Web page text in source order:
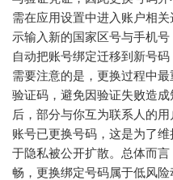
需在应用设置中进入账户相
示输入新的国家区号与手机
自动把账号绑定迁移到新号
需要注意的是，更换过程中
验证码，避免因验证失败造
后，部分与你互为联系人的
账号已更换号码，这是为了
于隐私被公开扩散。总体而
畅，更换绑定号码属于低风